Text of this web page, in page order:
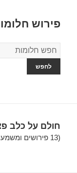
פירוש
מילון
החלומות
חולם על כלב
(13 פירושים ומשמעויות של חלומות על כלב פצוע)